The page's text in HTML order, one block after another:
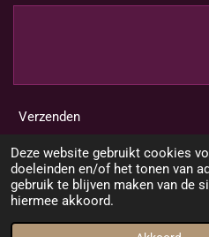
Deze website gebruikt cookies
doeleinden en/of het tonen van
gebruik te blijven maken van de
hiermee akkoord.
Verzenden
2020 Jouw2dekans